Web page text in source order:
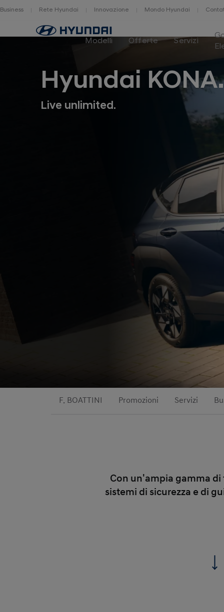
Business Rete Hyundai Innovazione Mondo Hyundai
Home
Modelli Offerte Servizi
Hyundai
Live unlimited.
F. BOATTINI Promozioni Servizi
Con un'ampia gamma
sistemi di sicurezza e di